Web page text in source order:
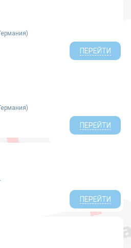
ПЕРЕЙТИ
ПЕРЕЙТИ
ПЕРЕЙТИ